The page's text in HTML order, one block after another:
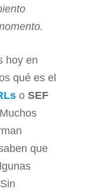
hoy en
qué es el
o SEF
que